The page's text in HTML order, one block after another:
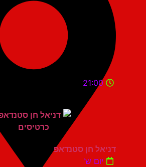
21:00
דניאל חן סטנדאפ
יום ש'